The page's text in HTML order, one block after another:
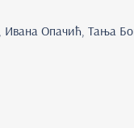
Ивана Опачић, Тања